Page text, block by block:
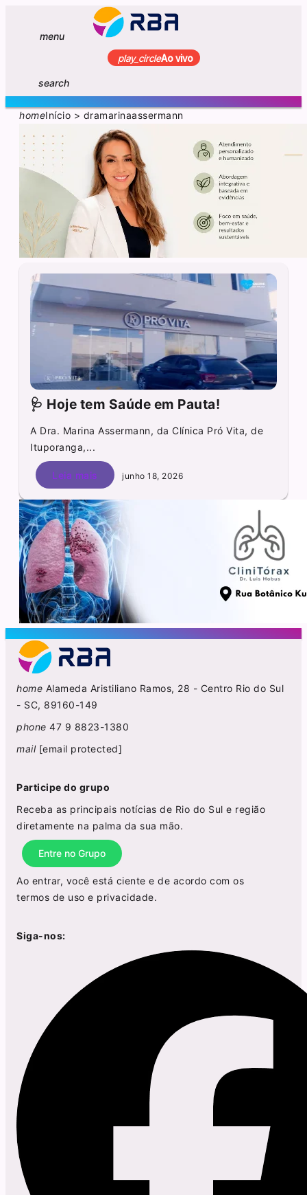
menu
play_circleAo vivo
search
homeInício > dramarinaassermann
🩺 Hoje tem Saúde em Pauta!
A Dra. Marina Assermann, da Clínica Pró Vita, de
Ituporanga,...
Leia mais junho 18, 2026
home Alameda Aristiliano Ramos, 28 - Centro Rio do Sul
- SC, 89160-149
phone 47 9 8823-1380
mail [email protected]
Participe do grupo
Receba as principais notícias de Rio do Sul e região
diretamente na palma da sua mão.
Entre no Grupo
Ao entrar, você está ciente e de acordo com os
termos de uso e privacidade.
Siga-nos: